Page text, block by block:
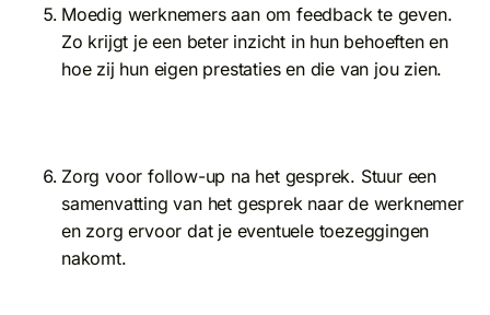
Moedig werknemers aan om feedback te geven.
Zo krijgt je een beter inzicht in hun behoeften en
hoe zij hun eigen prestaties en die van jou zien.
Zorg voor follow-up na het gesprek. Stuur een
samenvatting van het gesprek naar de werknemer
en zorg ervoor dat je eventuele toezeggingen
nakomt.